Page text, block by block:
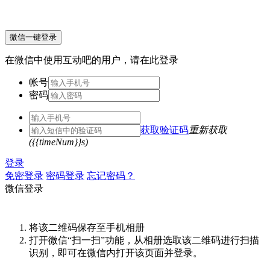
微信一键登录
在微信中使用互动吧的用户，请在此登录
帐号
密码
获取验证码重新获取
({{timeNum}}s)
登录
免密登录 密码登录 忘记密码？
微信登录
将该二维码保存至手机相册
打开微信“扫一扫”功能，从相册选取该二维码进行扫描
识别，即可在微信内打开该页面并登录。